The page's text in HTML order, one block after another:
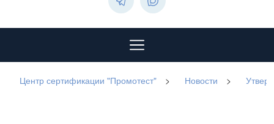
Центр сертификации "Промотест" > Новости >